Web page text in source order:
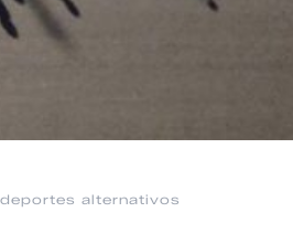
alternativos